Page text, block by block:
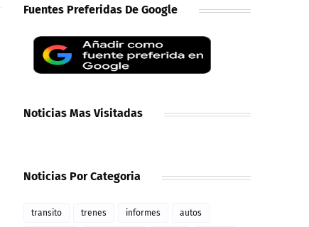
Fuentes Preferidas De Google
Noticias Mas Visitadas
Noticias Por Categoria
transito trenes informes autos